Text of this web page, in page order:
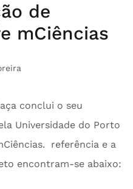
de
mCiências
conclui o seu
Universidade do Porto
referência e a
encontram-se abaixo: